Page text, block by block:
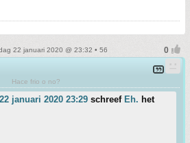
22 januari 2020 @ 23:32 • 56
Hace frio o no?
januari 2020 23:29 schreef Eh. het